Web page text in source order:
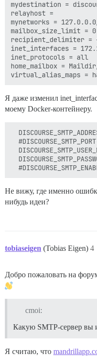
mydestination =
relayhost =
mynetworks =
mailbox_size_limit = 0
recipient_delimiter =
inet_interfaces =
inet_protocols = all
home_mailbox =
Я даже изменил
моему Docker-контейнеру.
Не вижу, где именно
нибудь идеи?
tobiaseigen (Tobias Eigen) 4
Добро пожаловать на
cmoi:
Какую SMTP-сервер вы
Я считаю, что